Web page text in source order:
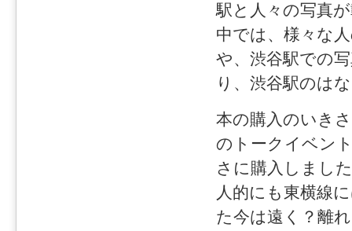
駅と人々の写真
中では、様々な
や、渋谷駅での
り、渋谷駅のは
本の購入のいき
のトークイベン
さに購入しまし
人的にも東横線
た今は遠く？離